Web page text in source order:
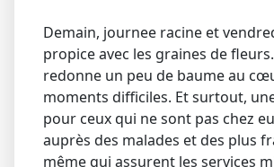
Demain, journee racine et
propice avec les graines de
redonne un peu de baume au
moments difficiles. Et surtout,
pour ceux qui ne sont pas chez
auprès des malades et des plus
même qui assurent les services